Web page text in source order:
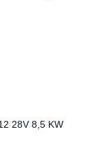
28V 8,5 KW